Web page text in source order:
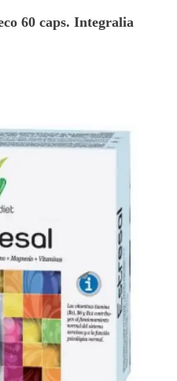
60 caps. Integralia